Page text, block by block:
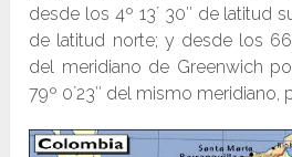
desde los 4º 13´ 30″ de latitud
de latitud norte; y desde los
del meridiano de Greenwich
79º 0´23″ del mismo meridiano,